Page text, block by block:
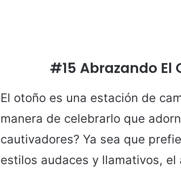
#15 Abrazando El
El otoño es una estación de
manera de celebrarlo que
cautivadores? Ya sea que
estilos audaces y llamativos,